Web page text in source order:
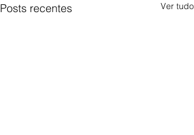
Posts recentes Ver tudo